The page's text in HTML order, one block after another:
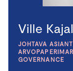
Ville
JOHTAVA
GOVERNANCE